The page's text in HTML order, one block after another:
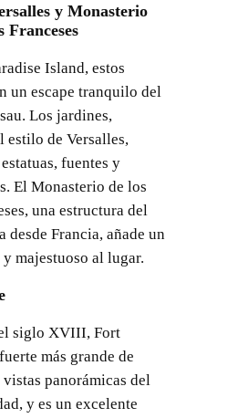
y Monasterio
Franceses
Island, estos
un escape tranquilo del
Los jardines,
estilo de Versalles,
fuentes y
El Monasterio de los
una estructura del
Francia, añade un
majestuoso al lugar.
siglo XVIII, Fort
más grande de
vistas panorámicas del
y es un excelente